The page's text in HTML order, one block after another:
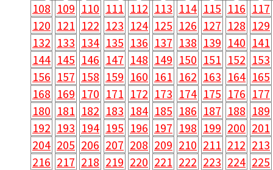
108 109 110 111 112 113 114 115 116 117
120 121 122 123 124 125 126 127 128 129
132 133 134 135 136 137 138 139 140 141
144 145 146 147 148 149 150 151 152 153
156 157 158 159 160 161 162 163 164 165
168 169 170 171 172 173 174 175 176 177
180 181 182 183 184 185 186 187 188 189
192 193 194 195 196 197 198 199 200 201
204 205 206 207 208 209 210 211 212 213
216 217 218 219 220 221 222 223 224 225